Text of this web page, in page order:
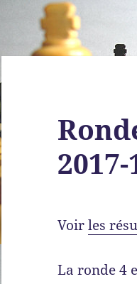
Voirles
La ronde 4